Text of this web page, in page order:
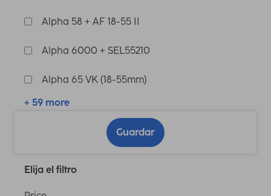
Alpha 58 + AF 18-55 II
Alpha 6000 + SEL55210
Alpha 65 VK (18-55mm)
+ 59 more
Guardar
Elija el filtro